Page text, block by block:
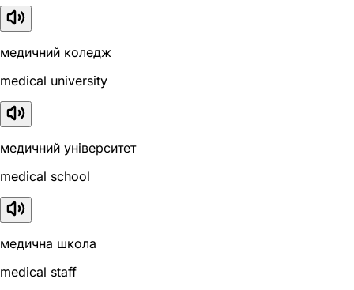
медичний коледж
medical university
медичний університет
medical school
медична школа
medical staff